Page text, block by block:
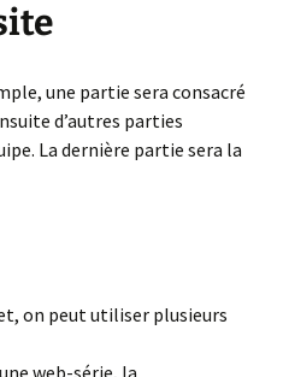
une partie sera consacré
d’autres parties
La dernière partie sera la
on peut utiliser plusieurs
web-série, la